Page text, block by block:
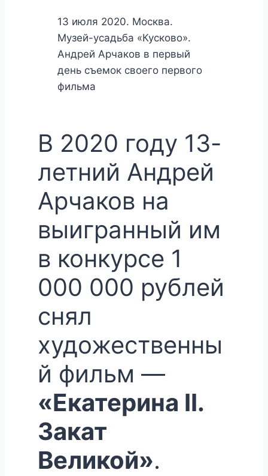
13 июля 2020. Москва.
Музей-усадьба «Кусково».
Андрей Арчаков в первый
день съемок своего первого
фильма
В 2020 году 13-
летний Андрей
Арчаков на
выигранный им
в конкурсе 1
000 000 рублей
снял
художественны
й фильм —
«Екатерина II.
Закат
Великой».